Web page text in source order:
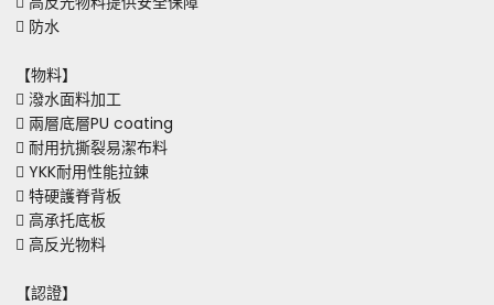
 防水
【物料】
 潑水面料加工
 兩層底層PU coating
 耐用抗撕裂易潔布料
 YKK耐用性能拉鍊
 特硬護脊背板
 高承托底板
 高反光物料
【認證】